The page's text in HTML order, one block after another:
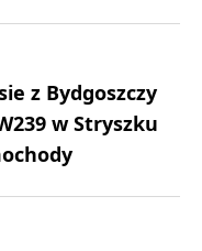
z Bydgoszczy
w Stryszku